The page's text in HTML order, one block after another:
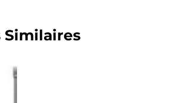
Similaires